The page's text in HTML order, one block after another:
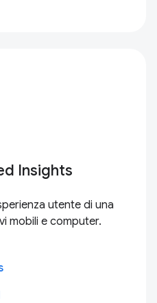
Insights
utente di una
mobili e computer.